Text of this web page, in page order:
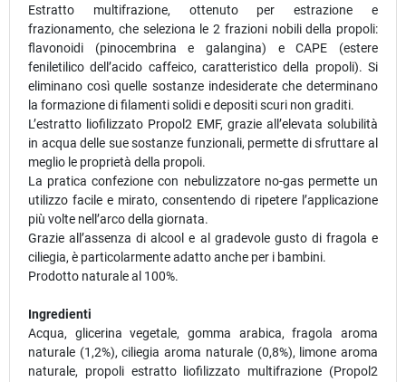
Estratto multifrazione, ottenuto per estrazione e
frazionamento, che seleziona le 2 frazioni nobili della propoli:
flavonoidi (pinocembrina e galangina) e CAPE (estere
feniletilico dell’acido caffeico, caratteristico della propoli). Si
eliminano così quelle sostanze indesiderate che determinano
la formazione di filamenti solidi e depositi scuri non graditi.
L’estratto liofilizzato Propol2 EMF, grazie all’elevata solubilità
in acqua delle sue sostanze funzionali, permette di sfruttare al
meglio le proprietà della propoli.
La pratica confezione con nebulizzatore no-gas permette un
utilizzo facile e mirato, consentendo di ripetere l’applicazione
più volte nell’arco della giornata.
Grazie all’assenza di alcool e al gradevole gusto di fragola e
ciliegia, è particolarmente adatto anche per i bambini.
Prodotto naturale al 100%.
Ingredienti
Acqua, glicerina vegetale, gomma arabica, fragola aroma
naturale (1,2%), ciliegia aroma naturale (0,8%), limone aroma
naturale, propoli estratto liofilizzato multifrazione (Propol2